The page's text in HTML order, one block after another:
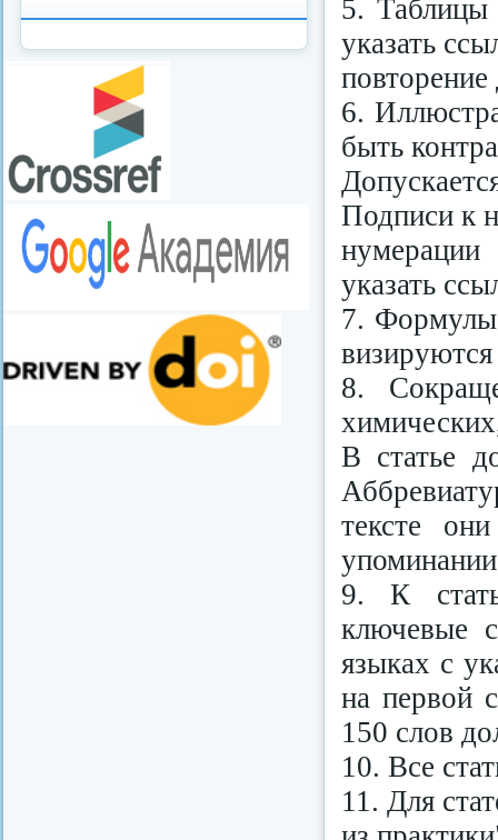
5. Таблицы
указать
6.
быть
Подписи к
нумерации
указать
7. Формулы
8.
В статье
тексте
9. К
ключевые
языках с
на первой
150 слов
10. Все
11. Для